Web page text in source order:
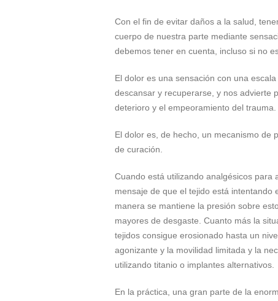
Con el fin de evitar daños a la salud,
cuerpo de nuestra parte mediante
debemos tener en cuenta, incluso si no
El dolor es una sensación con una
descansar y recuperarse, y nos advierte
deterioro y el empeoramiento del trauma.
El dolor es, de hecho, un mecanismo de
de curación.
Cuando está utilizando analgésicos para
mensaje de que el tejido está intentando
manera se mantiene la presión sobre
mayores de desgaste. Cuanto más la
tejidos consigue erosionado hasta un
agonizante y la movilidad limitada y la
utilizando titanio o implantes alternativos.
En la práctica, una gran parte de la